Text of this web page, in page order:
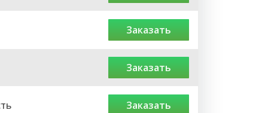
заказать
заказать
заказать